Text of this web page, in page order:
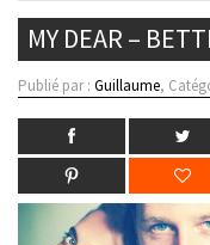
MY DEAR –
Publié par : Guillaume,